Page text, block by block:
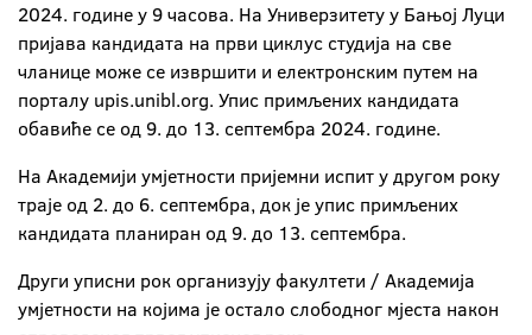
2024. године у 9 часова. На Универзитету у Бањој Луци
пријава кандидата на први циклус студија на све
чланице може се извршити и електронским путем на
порталу upis.unibl.org. Упис примљених кандидата
обавиће се од 9. до 13. септембра 2024. године.
На Академији умјетности пријемни испит у другом року
траје од 2. до 6. септембра, док је упис примљених
кандидата планиран од 9. до 13. септембра.
Други уписни рок организују факултети / Академија
умјетности на којима је остало слободног мјеста након